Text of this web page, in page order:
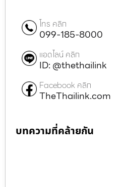
โทร คลิก
099-185-8000
แอดไลน์ คลิก
ID: @thethailink
Facebook คลิก
TheThailink.com
บทความที่คล้ายกัน